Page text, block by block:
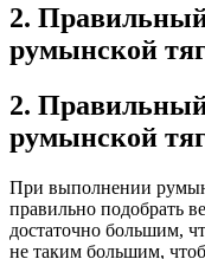
2.
румынской
2.
румынской
При выполнении
правильно подобрать
достаточно большим,
не таким большим,